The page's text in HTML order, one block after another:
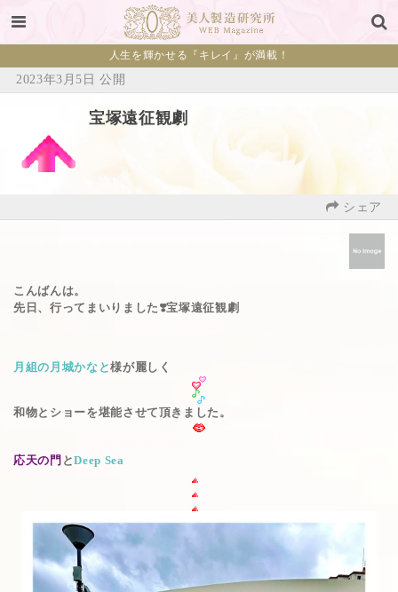
人生を輝かせる『キレイ』が満載！
2023年3月5日 公開
宝塚遠征観劇
シェア
こんばんは。
先日、行ってまいりました❣️宝塚遠征観劇
月組の月城かなと様が麗しく
和物とショーを堪能させて頂きました。
応天の門 とDeep Sea